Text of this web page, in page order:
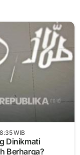
WIB
Dinikmati
Berharga?